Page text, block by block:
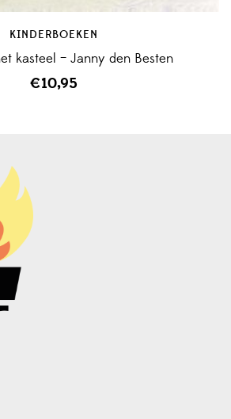
KINDERBOEKEN
kasteel – Janny den Besten
€10,95